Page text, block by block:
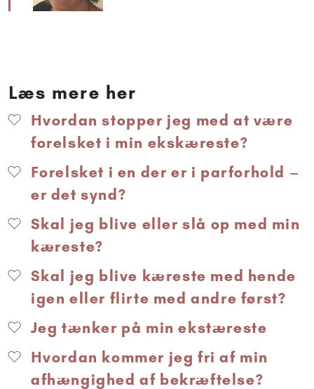
Læs mere her
Hvordan stopper jeg med at være
forelsket i min ekskæreste?
Forelsket i en der er i parforhold –
er det synd?
Skal jeg blive eller slå op med min
kæreste?
Skal jeg blive kæreste med hende
igen eller flirte med andre først?
Jeg tænker på min ekstæreste
Hvordan kommer jeg fri af min
afhængighed af bekræftelse?